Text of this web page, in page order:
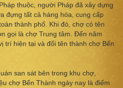
thuộc, người Pháp đã xây dựng
đựng tất cả hàng hóa, cung cấp
thành phố. Khi đó, chợ có tên
gọi là chợ Trung tâm. Đến năm
trí hiện tại và đổi tên thành chợ Bến
san sát bên trong khu chợ,
chợ Bến Thành ngày nay là điểm